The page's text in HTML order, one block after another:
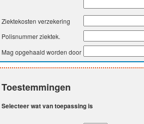
Ziektekosten verzekering
Polisnummer ziektek.
Mag opgehaald worden door
Toestemmingen
Selecteer wat van toepassing is